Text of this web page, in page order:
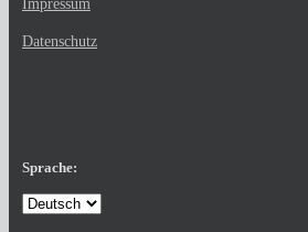
Impressum
Datenschutz
Sprache: